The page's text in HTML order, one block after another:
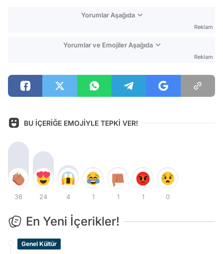
Yorumlar Aşağıda
Reklam
Yorumlar ve Emojiler Aşağıda
Reklam
BU İÇERİĞE EMOJİYLE TEPKİ VER!
38 24 4 1 1 1 0
En Yeni İçerikler!
Genel Kültür